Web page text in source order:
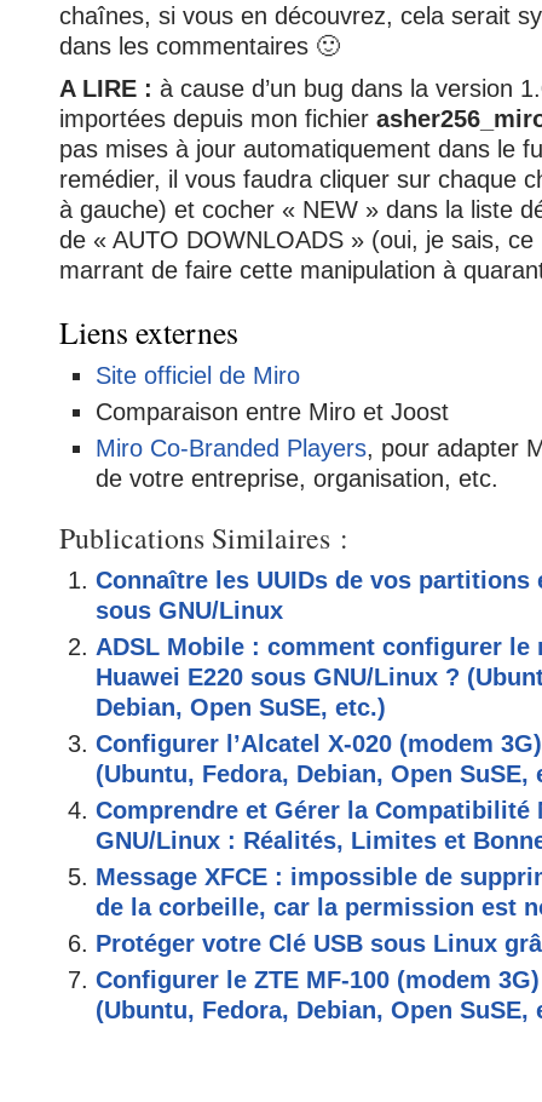
chaînes, si vous en découvrez, cela serait
dans les commentaires 🙂
A LIRE : à cause d’un bug dans la version
importées depuis mon fichier
pas mises à jour automatiquement dans le
remédier, il vous faudra cliquer sur chaque
à gauche) et cocher « NEW » dans la liste
de « AUTO DOWNLOADS » (oui, je sais, ce
marrant de faire cette manipulation à
Liens externes
Site officiel de Miro
Comparaison entre Miro et Joost
Miro Co-Branded Players, pour adapter
de votre entreprise, organisation, etc.
Publications Similaires :
Connaître les UUIDs de vos partitions
sous GNU/Linux
ADSL Mobile : comment configurer le
Huawei E220 sous GNU/Linux ?
Debian, Open SuSE, etc.)
Configurer l’Alcatel X-020 (modem
(Ubuntu, Fedora, Debian, Open SuSE,
Comprendre et Gérer la Compatibilité
GNU/Linux : Réalités, Limites et
Message XFCE : impossible de
de la corbeille, car la permission est
Protéger votre Clé USB sous Linux
Configurer le ZTE MF-100 (modem
(Ubuntu, Fedora, Debian, Open SuSE,